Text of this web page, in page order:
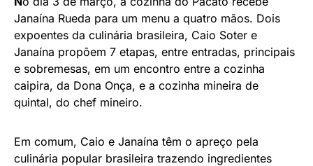
Janaína Rueda para um menu a quatro mãos. Dois
expoentes da culinária brasileira, Caio Soter e
Janaína propõem 7 etapas, entre entradas, principais
e sobremesas, em um encontro entre a cozinha
caipira, da Dona Onça, e a cozinha mineira de
quintal, do chef mineiro.
Em comum, Caio e Janaína têm o apreço pela
culinária popular brasileira trazendo ingredientes